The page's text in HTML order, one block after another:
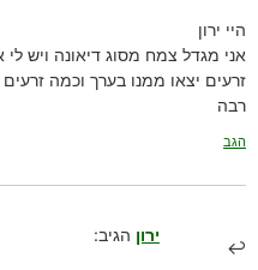
היי ירון
אני מגדל צמח מסוג דיאונה ויש
זרעים יצאו ממנו בערך וכמה
רבה
הגב
ירון הגיב: